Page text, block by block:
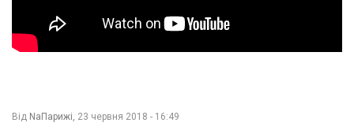
Від NaПарижі, 23 червня 2018 - 16:49